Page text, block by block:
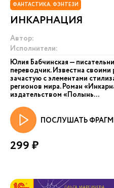
ФАНТАСТИКА. ФЭНТЕЗИ
ИНКАРНАЦИЯ
Автор:
Исполнители:
Юлия Бабчинская —
переводчик. Известна
зачастую с элементами
регионов мира. Роман
издательством «Полынь...
ПОСЛУШАТЬ
299 ₽